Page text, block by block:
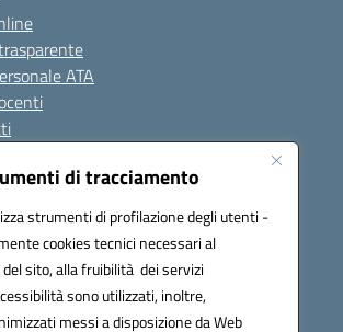
di tracciamento
strumenti di profilazione degli utenti -
cookies tecnici necessari al
sito, alla fruibilità dei servizi
sono utilizzati, inoltre,
messi a disposizione da Web
ATA